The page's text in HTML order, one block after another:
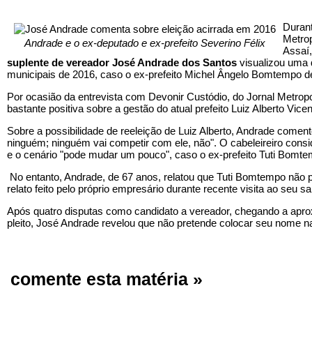
Andrade e o ex-deputado e ex-prefeito Severino Félix
suplente de vereador José Andrade dos Santos visualizou uma
municipais de 2016, caso o ex-prefeito Michel Ângelo Bomtempo
Por ocasião da entrevista com Devonir Custódio, do Jornal
bastante positiva sobre a gestão do atual prefeito Luiz Alberto
Sobre a possibilidade de reeleição de Luiz Alberto, Andrade
ninguém; ninguém vai competir com ele, não". O cabeleireiro
e o cenário "pode mudar um pouco", caso o ex-prefeito Tuti
No entanto, Andrade, de 67 anos, relatou que Tuti Bomtempo não
relato feito pelo próprio empresário durante recente visita ao seu
Após quatro disputas como candidato a vereador, chegando a
pleito, José Andrade revelou que não pretende colocar seu nome
comente esta matéria »